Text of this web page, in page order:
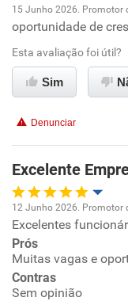
Oportunidade de
Ambiente de
Benefícios
Recomenda
Não
15 Junho 2026. Promotor
oportunidade de
Esta avaliação foi útil?
Sim
Denunciar
Excelente
Oportunidade de
Ambiente de
12 Junho 2026. Promotor
Excelentes
Prós
Muitas vagas e
Contras
Sem opinião